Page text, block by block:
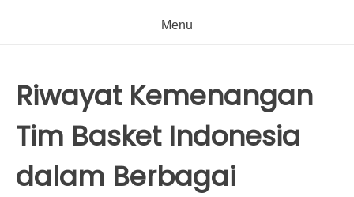
Menu
Riwayat Kemenangan
Tim Basket Indonesia
dalam Berbagai